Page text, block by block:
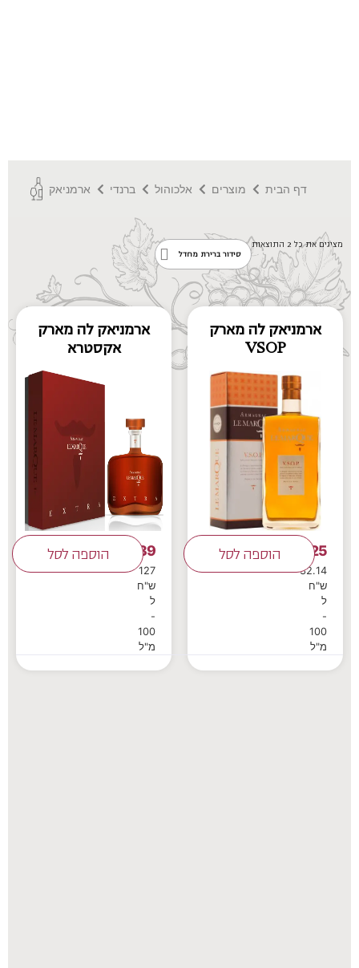
דף הבית מוצרים אלכוהול ברנדי ארמניאק
מציגים את כל ⁦2⁩ התוצאות
ארמניאק לה מארק
VSOP
225
32.14
ש"ח
ל
-
100
מ"ל
הוספה לסל
ארמניאק לה מארק
אקסטרא
889
127
ש"ח
ל
-
100
מ"ל
הוספה לסל